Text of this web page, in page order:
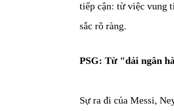
tiếp cận: từ việc vung
sắc rõ ràng.
PSG: Từ "dải ngân
Sự ra đi của Messi,